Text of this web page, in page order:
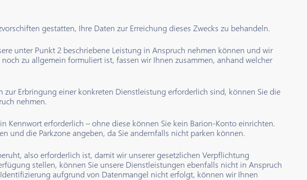
gestatten, Ihre Daten zur Erreichung dieses Zwecks zu behandeln.
unter Punkt 2 beschriebene Leistung in Anspruch nehmen können und wir
zu allgemein formuliert ist, fassen wir Ihnen zusammen, anhand welcher
zur Erbringung einer konkreten Dienstleistung erforderlich sind, können Sie die
nehmen.
Kennwort erforderlich – ohne diese können Sie kein Barion-Konto einrichten.
und die Parkzone angeben, da Sie andernfalls nicht parken können.
also erforderlich ist, damit wir unserer gesetzlichen Verpflichtung
stellen, können Sie unsere Dienstleistungen ebenfalls nicht in Anspruch
aufgrund von Datenmangel nicht erfolgt, können wir Ihnen